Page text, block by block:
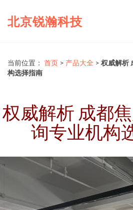
北京锐瀚科技
当前位置： 首页 > 产品大全 > 权威解析
构选择指南
权威解析 成都
询专业机构